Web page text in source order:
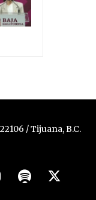
/ Tijuana, B.C.